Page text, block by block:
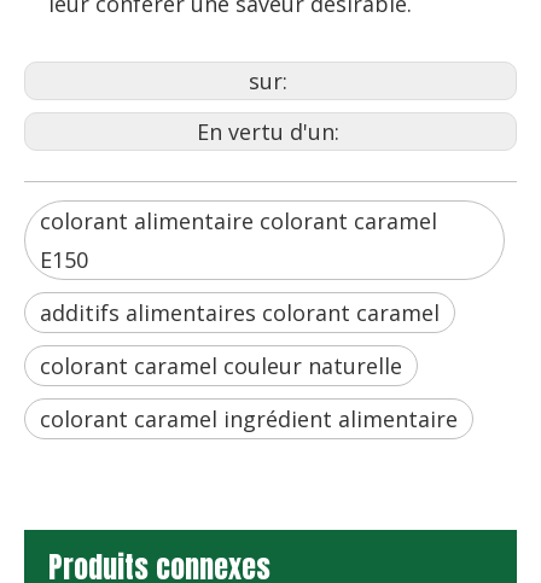
sur:
En vertu d'un:
colorant alimentaire colorant caramel
E150
additifs alimentaires colorant caramel
colorant caramel couleur naturelle
colorant caramel ingrédient alimentaire
Produits connexes